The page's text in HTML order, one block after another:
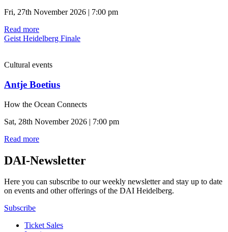
Fri, 27th November 2026 | 7:00 pm
Read more
Geist Heidelberg Finale
Cultural events
Antje Boetius
How the Ocean Connects
Sat, 28th November 2026 | 7:00 pm
Read more
DAI-Newsletter
Here you can subscribe to our weekly newsletter and stay up to date
on events and other offerings of the DAI Heidelberg.
Subscribe
Ticket Sales